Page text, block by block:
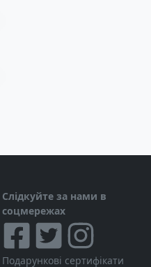
Слідкуйте за нами в
соцмережах
Подарункові сертифікати